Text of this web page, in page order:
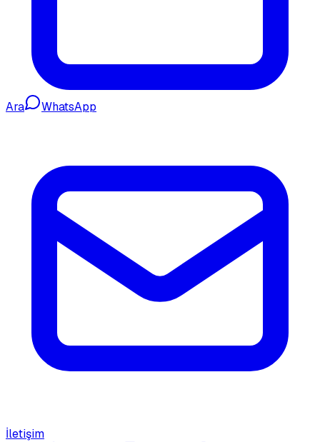
Ara WhatsApp
İletişim